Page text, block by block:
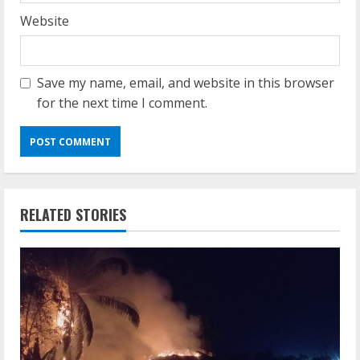
Website
Save my name, email, and website in this browser
for the next time I comment.
RELATED STORIES